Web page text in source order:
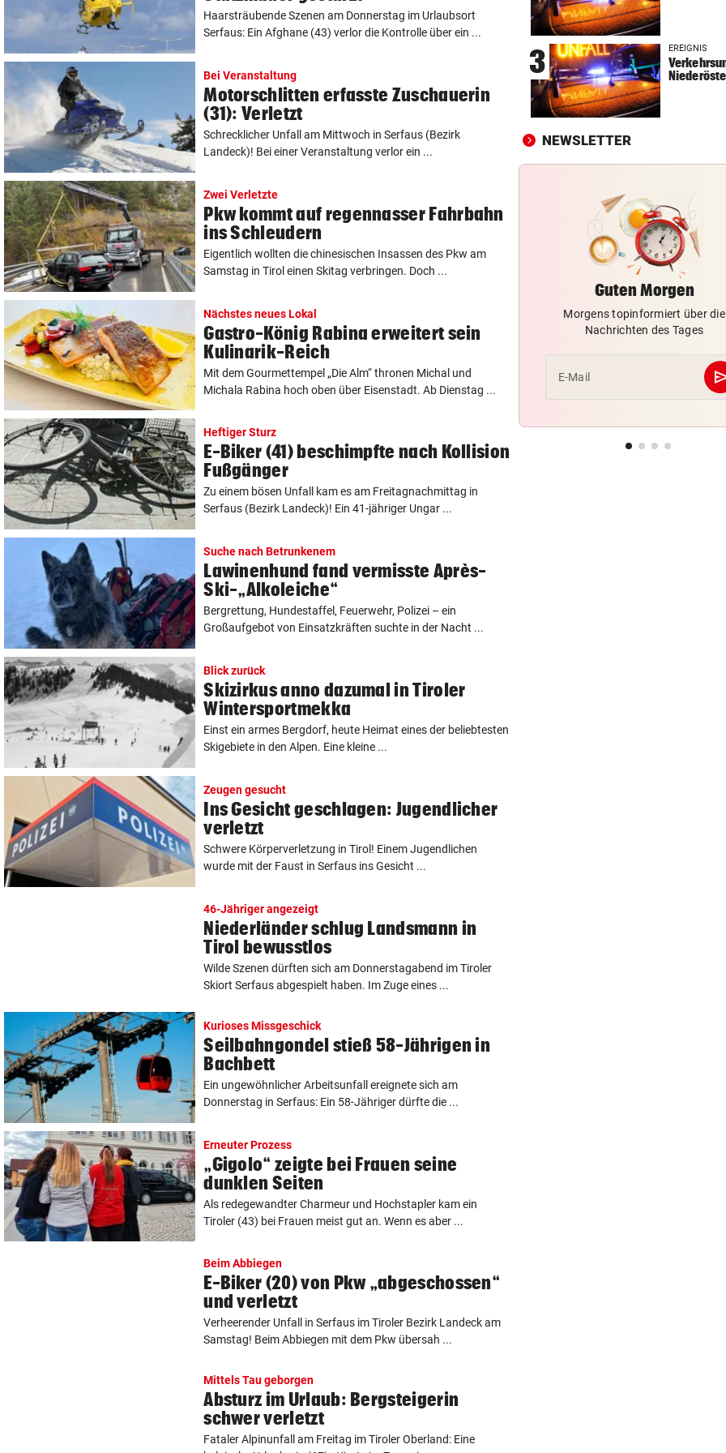
Haarsträubende Szenen am Donnerstag im Urlaubsort
Serfaus: Ein Afghane (43) verlor die Kontrolle über ein ...
Bei Veranstaltung
Motorschlitten erfasste Zuschauerin
(31): Verletzt
Schrecklicher Unfall am Mittwoch in Serfaus (Bezirk
Landeck)! Bei einer Veranstaltung verlor ein ...
Zwei Verletzte
Pkw kommt auf regennasser Fahrbahn
ins Schleudern
Eigentlich wollten die chinesischen Insassen des Pkw am
Samstag in Tirol einen Skitag verbringen. Doch ...
Nächstes neues Lokal
Gastro-König Rabina erweitert sein
Kulinarik-Reich
Mit dem Gourmettempel „Die Alm“ thronen Michal und
Michala Rabina hoch oben über Eisenstadt. Ab Dienstag ...
Heftiger Sturz
E-Biker (41) beschimpfte nach Kollision
Fußgänger
Zu einem bösen Unfall kam es am Freitagnachmittag in
Serfaus (Bezirk Landeck)! Ein 41-jähriger Ungar ...
Suche nach Betrunkenem
Lawinenhund fand vermisste Après-
Ski-„Alkoleiche“
Bergrettung, Hundestaffel, Feuerwehr, Polizei – ein
Großaufgebot von Einsatzkräften suchte in der Nacht ...
Blick zurück
Skizirkus anno dazumal in Tiroler
Wintersportmekka
Einst ein armes Bergdorf, heute Heimat eines der beliebtesten
Skigebiete in den Alpen. Eine kleine ...
Zeugen gesucht
Ins Gesicht geschlagen: Jugendlicher
verletzt
Schwere Körperverletzung in Tirol! Einem Jugendlichen
wurde mit der Faust in Serfaus ins Gesicht ...
46-Jähriger angezeigt
Niederländer schlug Landsmann in
Tirol bewusstlos
Wilde Szenen dürften sich am Donnerstagabend im Tiroler
Skiort Serfaus abgespielt haben. Im Zuge eines ...
Kurioses Missgeschick
Seilbahngondel stieß 58-Jährigen in
Bachbett
Ein ungewöhnlicher Arbeitsunfall ereignete sich am
Donnerstag in Serfaus: Ein 58-Jähriger dürfte die ...
Erneuter Prozess
„Gigolo“ zeigte bei Frauen seine
dunklen Seiten
Als redegewandter Charmeur und Hochstapler kam ein
Tiroler (43) bei Frauen meist gut an. Wenn es aber ...
Beim Abbiegen
E-Biker (20) von Pkw „abgeschossen“
und verletzt
Verheerender Unfall in Serfaus im Tiroler Bezirk Landeck am
Samstag! Beim Abbiegen mit dem Pkw übersah ...
Mittels Tau geborgen
Absturz im Urlaub: Bergsteigerin
schwer verletzt
Fataler Alpinunfall am Freitag im Tiroler Oberland: Eine
„NIX DAMIT ZU TUN“
Tiroler WK-Chefin wegen
Kündigung vor Gericht
„BESTES GESCHENK“
Meryl Streep singt Geri
süßes Ständchen
NACH HARTEM KAMPF vor
Viertelfinale
3 EREIGNIS
NEWSLETTER
Guten Morgen
Morgens topinformiert über die
Nachrichten des Tages
E-Mail